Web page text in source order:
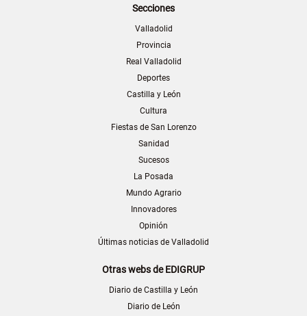
Secciones
Valladolid
Provincia
Real Valladolid
Deportes
Castilla y León
Cultura
Fiestas de San Lorenzo
Sanidad
Sucesos
La Posada
Mundo Agrario
Innovadores
Opinión
Últimas noticias de Valladolid
Otras webs de EDIGRUP
Diario de Castilla y León
Diario de León